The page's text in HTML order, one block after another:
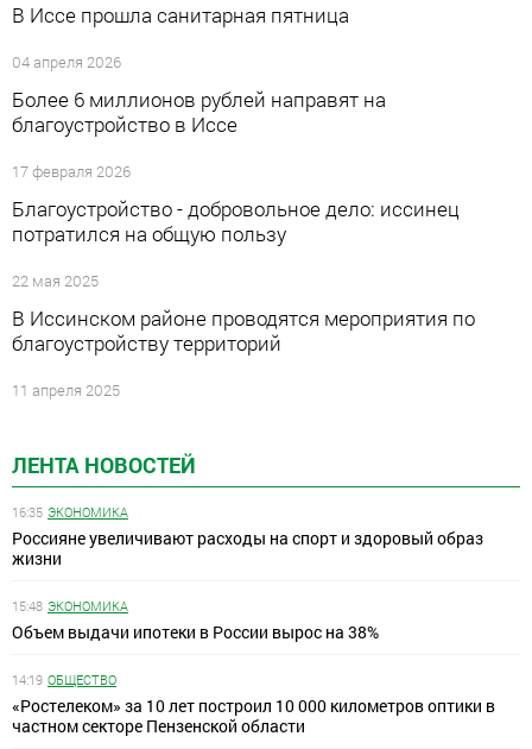
ЛЕНТА НОВОСТЕЙ
16:35 ЭКОНОМИКА
Россияне увеличивают расходы на спорт и здоровый образ
жизни
15:48 ЭКОНОМИКА
Объем выдачи ипотеки в России вырос на 38%
14:19 ОБЩЕСТВО
«Ростелеком» за 10 лет построил 10 000 километров оптики в
частном секторе Пензенской области
В Иссе прошла санитарная пятница
04 апреля 2026
Более 6 миллионов рублей направят на
благоустройство в Иссе
17 февраля 2026
Благоустройство - добровольное дело: иссинец
потратился на общую пользу
22 мая 2025
В Иссинском районе проводятся мероприятия по
благоустройству территорий
11 апреля 2025